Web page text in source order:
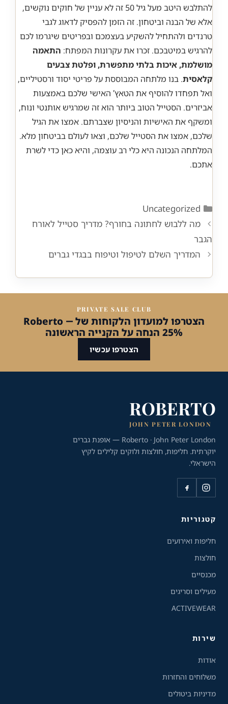
להתלבש היטב מעל גיל 50 זה לא עניין של חוקים נוקשים,
אלא של הבנה וביטחון. זה הזמן להפסיק לדאוג לגבי
טרנדים ולהתחיל להשקיע בעצמכם ובפריטים שיגרמו לכם
להרגיש במיטבכם. זכרו את עקרונות המפתח: התאמה
מושלמת, איכות בלתי מתפשרת, ופלטת צבעים
קלאסית. בנו מלתחה המבוססת על פריטי יסוד ורסטיליים,
ואל תפחדו להוסיף את הטאץ’ האישי שלכם באמצעות
אביזרים. הסטייל הטוב ביותר הוא זה שמרגיש אותנטי ונוח,
ומשקף את האישיות והניסיון שצברתם. אמצו את הגיל
שלכם, אמצו את הסטייל שלכם, וצאו לעולם בביטחון מלא.
המלתחה הנכונה היא כלי רב עוצמה, והיא כאן כדי לשרת
אתכם.
Categories
Uncategorized
מה ללבוש לחתונה בחורף? מדריך סטייל לאורח
הגבר
המדריך השלם לטיפול וטיפוח בבגדי גברים
PRIVATE SALE CLUB
הצטרפו למועדון הלקוחות של Roberto —
25% הנחה על הקנייה הראשונה
הצטרפו עכשיו
ROBERTO
JOHN PETER LONDON
Roberto · John Peter London — אופנת גברים
יוקרתית. חליפות, חולצות ולוקים קלילים לקיץ
הישראלי.
קטגוריות
חליפות ואירועים
חולצות
מכנסיים
מעילים וסריגים
ACTIVEWEAR
שירות
אודות
משלוחים והחזרות
מדיניות ביטולים
גודל טקסט
מצבי תצוגה